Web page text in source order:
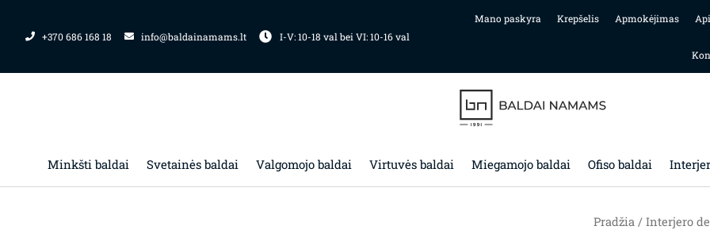
+370 686 168 18 info@baldainamams.lt I-V: 10-18 val bei VI: 10-16 val
Mano paskyra Krepšelis Apmokėjimas
Minkšti baldai Svetainės baldai Valgomojo baldai Virtuvės baldai Miegamojo baldai Ofiso baldai
Pradžia/ Interjero